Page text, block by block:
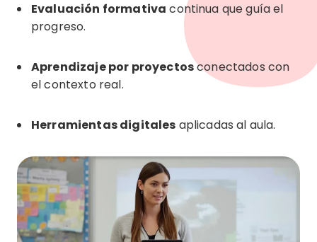
Evaluación formativa continua que guía el
progreso.
Aprendizaje por proyectosconectados con
el contexto real.
Herramientas digitales aplicadas al aula.